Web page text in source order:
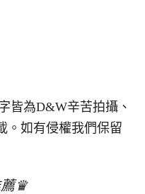
皆為D&W辛苦拍攝、
。如有侵權我們保留
薦♛